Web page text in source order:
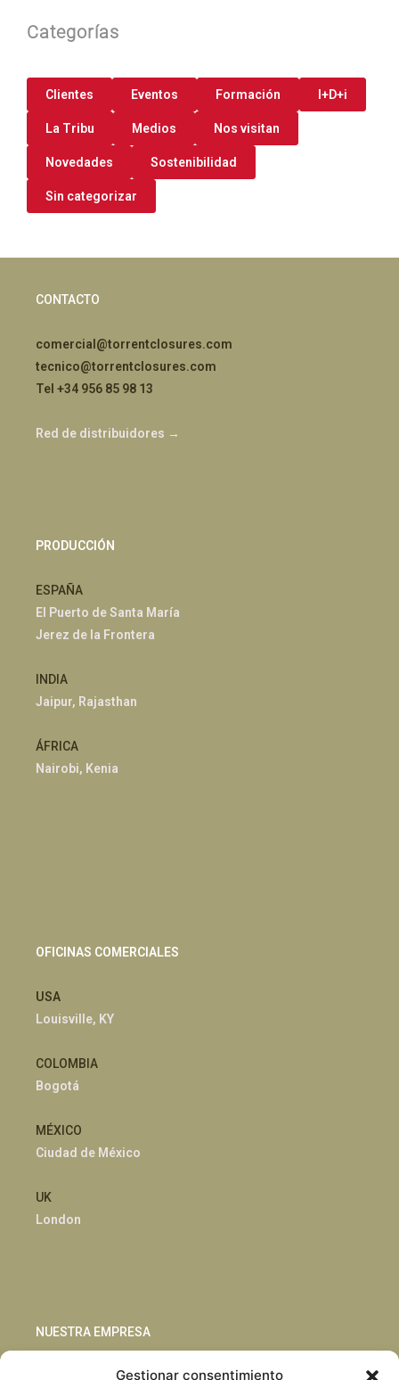
Gestionar consentimiento
Categorías
Clientes Eventos Formación I+D+i
La Tribu Medios Nos visitan
Novedades Sostenibilidad
Sin categorizar
CONTACTO
comercial@torrentclosures.com
tecnico@torrentclosures.com
Tel +34 956 85 98 13
Red de distribuidores →
PRODUCCIÓN
ESPAÑA
El Puerto de Santa María
Jerez de la Frontera
INDIA
Jaipur, Rajasthan
ÁFRICA
Nairobi, Kenia
OFICINAS COMERCIALES
USA
Louisville, KY
COLOMBIA
Bogotá
MÉXICO
Ciudad de México
UK
London
NUESTRA EMPRESA